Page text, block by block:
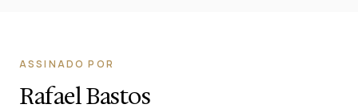
ASSINADO POR
Rafael Bastos